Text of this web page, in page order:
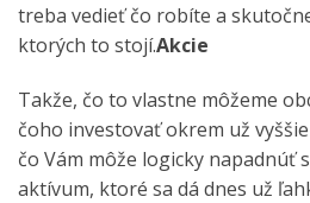
treba vedieť čo robíte a
ktorých to stojí.Akcie
Takže, čo to vlastne môžeme
čoho investovať okrem už
čo Vám môže logicky napadnúť
aktívum, ktoré sa dá dnes už